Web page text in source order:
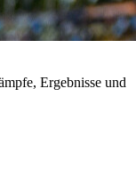
Ergebnisse und